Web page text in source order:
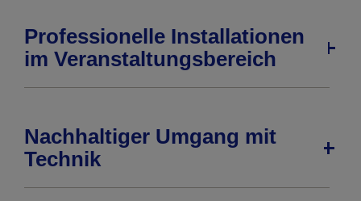
Professionelle Installationen
im Veranstaltungsbereich
Nachhaltiger Umgang mit
Technik